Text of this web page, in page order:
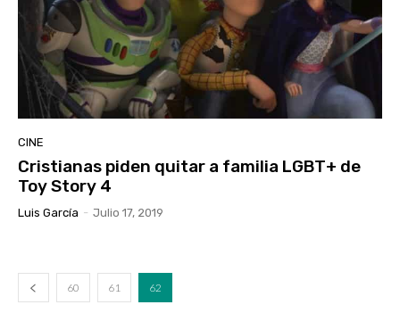
CINE
Cristianas piden quitar a familia LGBT+ de
Toy Story 4
Luis García - Julio 17, 2019
60 61 62